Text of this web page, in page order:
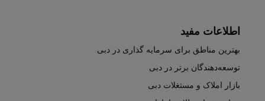
اطلاعات مفید
بهترین مناطق برای سرمایه گذاری در دبی
توسعه‌دهندگان برتر در دبی
بازار املاک و مستغلات دبی